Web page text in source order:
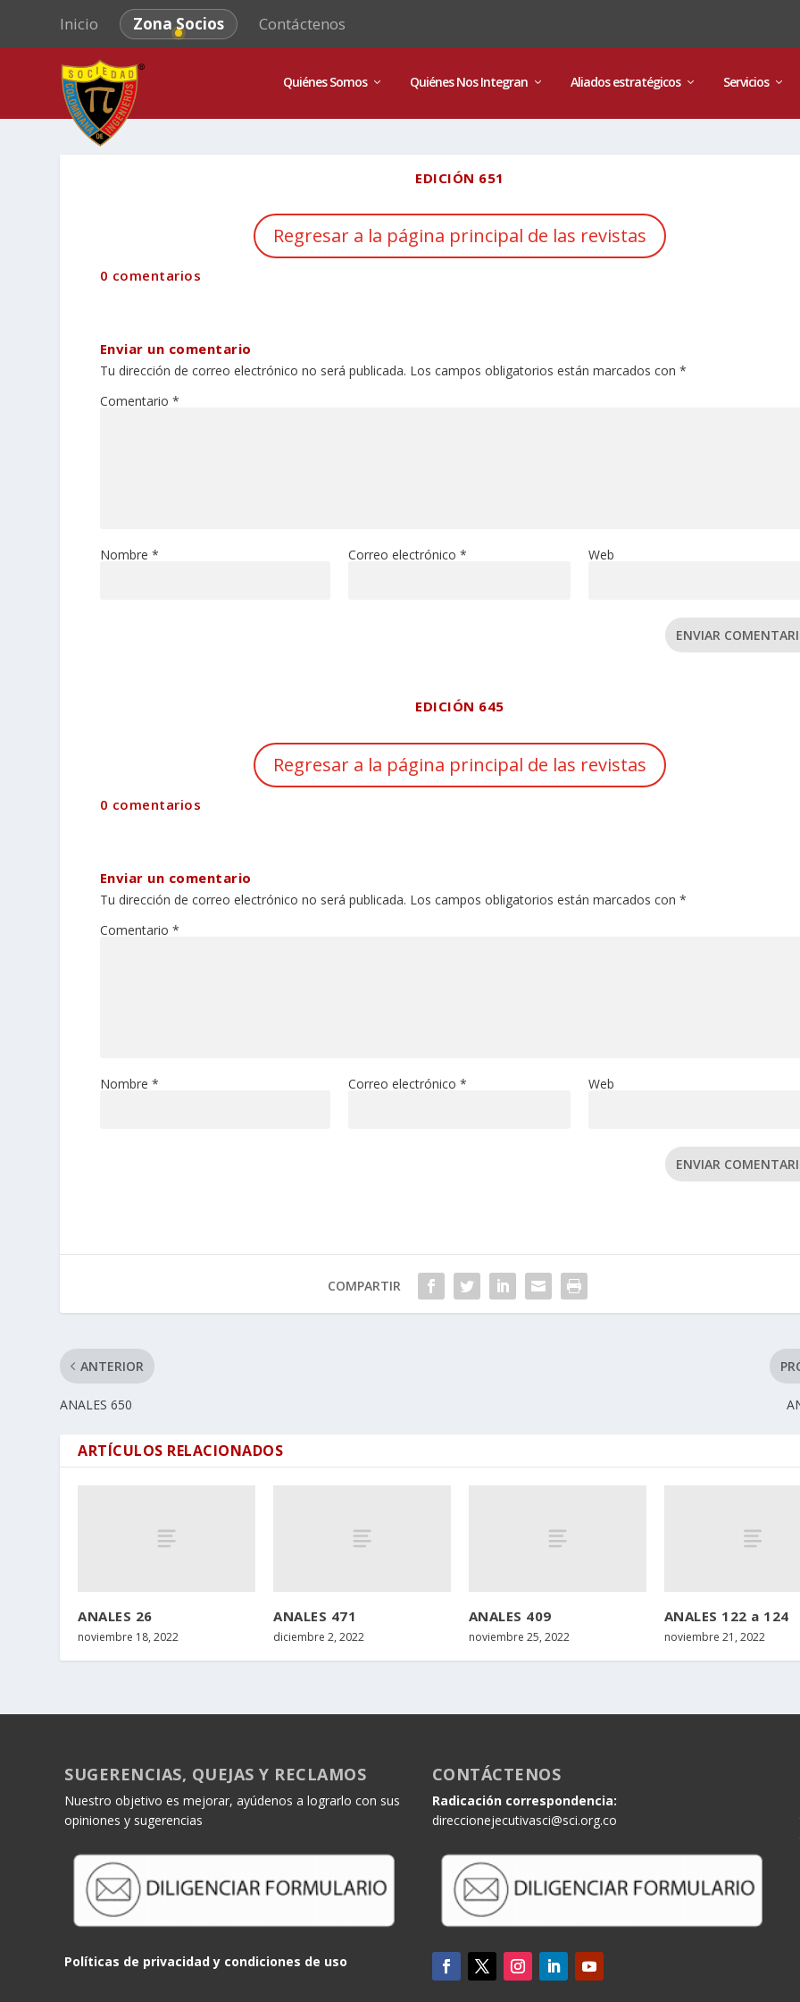
Inicio Zona Socios Contáctenos
Quiénes Somos Quiénes Nos Integran Aliados estratégicos Servicios
EDICIÓN 651
Regresar a la página principal de las revistas
0 comentarios
Enviar un comentario
Tu dirección de correo electrónico no será publicada. Los campos obligatorios están marcados con *
Comentario *
Nombre * Correo electrónico* Web
ENVIAR
EDICIÓN 645
Regresar a la página principal de las revistas
0 comentarios
Enviar un comentario
Tu dirección de correo electrónico no será publicada. Los campos obligatorios están marcados con *
Comentario *
Nombre * Correo electrónico* Web
ENVIAR
COMPARTIR
ANTERIOR
ANALES 650
ARTÍCULOS RELACIONADOS
ANALES 26
noviembre 18, 2022
ANALES 471
diciembre 2, 2022
ANALES 409
noviembre 25, 2022
ANALES 122 a 124
noviembre 21, 2022
SUGERENCIAS, QUEJAS Y RECLAMOS
Nuestro objetivo es mejorar, ayúdenos a lograrlo con sus
opiniones y sugerencias
Políticas de privacidad y condiciones de uso
CONTÁCTENOS
Radicación correspondencia:
direccionejecutivasci@sci.org.co